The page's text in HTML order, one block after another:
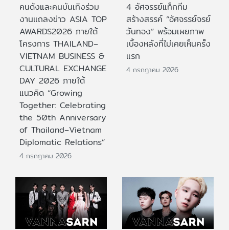
คนดังและคนบันเทิงร่วม
งานแถลงข่าว ASIA TOP
AWARDS2026 ภายใต้
โครงการ THAILAND–
VIETNAM BUSINESS &
CULTURAL EXCHANGE
DAY 2026 ภายใต้
แนวคิด “Growing
Together: Celebrating
the 50th Anniversary
of Thailand–Vietnam
Diplomatic Relations”
4 กรกฎาคม 2026
4 อัศจรรย์แท็กทีม
สร้างสรรค์ “อัศจรรย์จรย์
วันทอง” พร้อมเผยภาพ
เบื้องหลังที่ไม่เคยเห็นครั้ง
แรก
4 กรกฎาคม 2026